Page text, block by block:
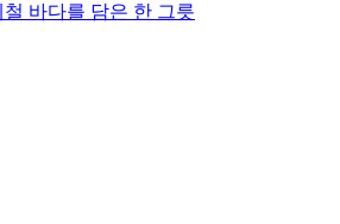
바다를 담은 한 그릇